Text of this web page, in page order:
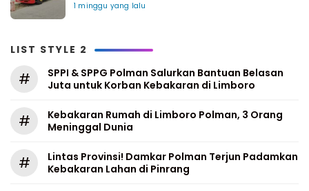
1 minggu yang lalu
LIST STYLE 2
#
SPPI & SPPG Polman Salurkan Bantuan Belasan
Juta untuk Korban Kebakaran di Limboro
#
Kebakaran Rumah di Limboro Polman, 3 Orang
Meninggal Dunia
#
Lintas Provinsi! Damkar Polman Terjun Padamkan
Kebakaran Lahan di Pinrang